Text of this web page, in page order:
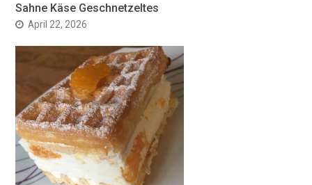
Sahne Käse Geschnetzeltes
April 22, 2026